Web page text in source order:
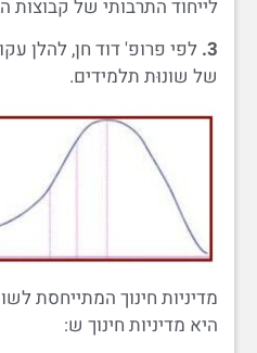
לייחוד התרבותי של קבוצות
3. לפי פרופ' דוד חן, להלן
של שונוּת תלמידים.
מדיניות חינוך המתייחסת
היא מדיניות חינוך ש: